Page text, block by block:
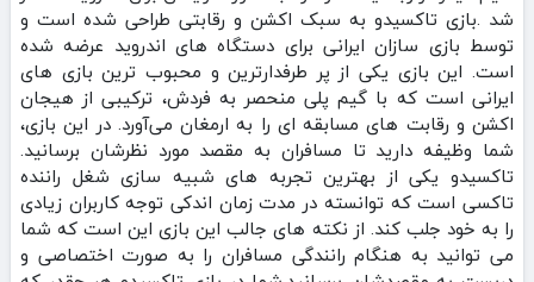
شد .بازی تاکسیدو به سبک اکشن و رقابتی طراحی شده است و
توسط بازی سازان ایرانی برای دستگاه های اندروید عرضه شده
است. این بازی یکی از پر طرفدارترین و محبوب ترین بازی های
ایرانی است که با گیم‌ پلی منحصر به فردش، ترکیبی از هیجان
اکشن و رقابت‌ های مسابقه‌ ای را به ارمغان می‌آورد. در این بازی،
شما وظیفه دارید تا مسافران به مقصد مورد نظرشان برسانید.
تاکسیدو یکی از بهترین تجربه‌ های شبیه‌ سازی شغل راننده
تاکسی است که توانسته در مدت زمان اندکی توجه کاربران زیادی
را به خود جلب کند. از نکته های جالب این بازی این است که شما
می توانید به هنگام رانندگی مسافران را به صورت اختصاصی و